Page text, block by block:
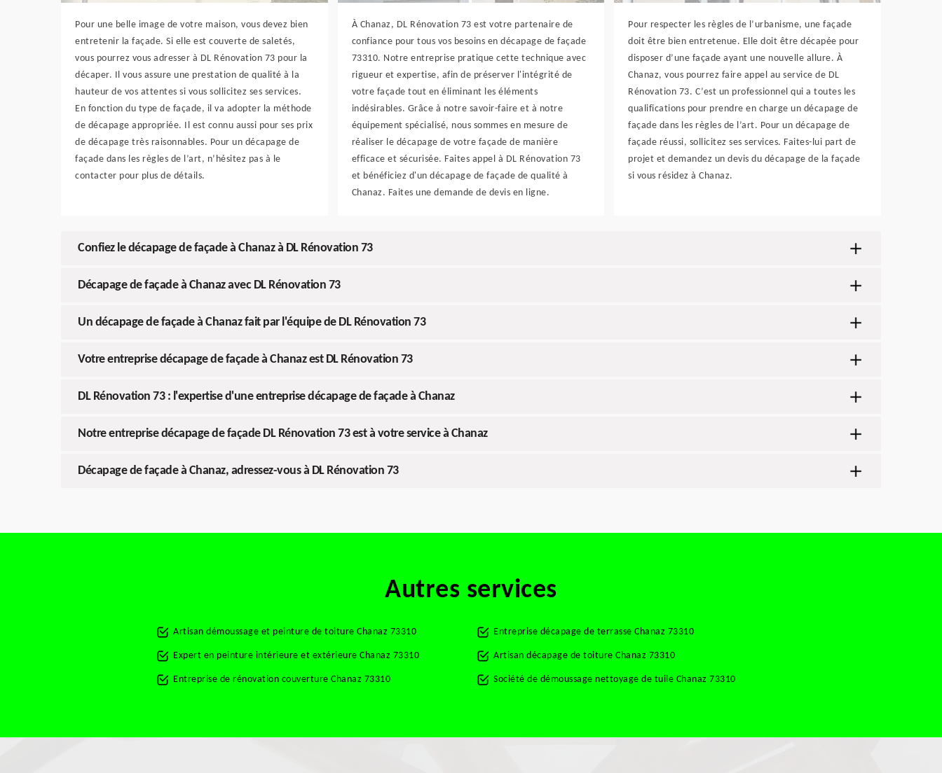
Pour une belle image de votre maison, vous devez bien
entretenir la façade. Si elle est couverte de saletés,
vous pourrez vous adresser à DL Rénovation 73 pour la
décaper. Il vous assure une prestation de qualité à la
hauteur de vos attentes si vous sollicitez ses services.
En fonction du type de façade, il va adopter la méthode
de décapage appropriée. Il est connu aussi pour ses prix
de décapage très raisonnables. Pour un décapage de
façade dans les règles de l’art, n’hésitez pas à le
contacter pour plus de détails.
À Chanaz, DL Rénovation 73 est votre partenaire de
confiance pour tous vos besoins en décapage de façade
73310. Notre entreprise pratique cette technique avec
rigueur et expertise, afin de préserver l'intégrité de
votre façade tout en éliminant les éléments
indésirables. Grâce à notre savoir-faire et à notre
équipement spécialisé, nous sommes en mesure de
réaliser le décapage de votre façade de manière
efficace et sécurisée. Faites appel à DL Rénovation 73
et bénéficiez d'un décapage de façade de qualité à
Chanaz. Faites une demande de devis en ligne.
Pour respecter les règles de l’urbanisme, une façade
doit être bien entretenue. Elle doit être décapée pour
disposer d’une façade ayant une nouvelle allure. À
Chanaz, vous pourrez faire appel au service de DL
Rénovation 73. C’est un professionnel qui a toutes les
qualifications pour prendre en charge un décapage de
façade dans les règles de l’art. Pour un décapage de
façade réussi, sollicitez ses services. Faites-lui part de
projet et demandez un devis du décapage de la façade
si vous résidez à Chanaz.
Confiez le décapage de façade à Chanaz à DL Rénovation 73
Décapage de façade à Chanaz avec DL Rénovation 73
Un décapage de façade à Chanaz fait par l'équipe de DL Rénovation 73
Votre entreprise décapage de façade à Chanaz est DL Rénovation 73
DL Rénovation 73 : l'expertise d'une entreprise décapage de façade à Chanaz
Notre entreprise décapage de façade DL Rénovation 73 est à votre service à Chanaz
Décapage de façade à Chanaz, adressez-vous à DL Rénovation 73
Autres services
Artisan démoussage et peinture de toiture Chanaz 73310
Expert en peinture intérieure et extérieure Chanaz 73310
Entreprise de rénovation couverture Chanaz 73310
Entreprise décapage de terrasse Chanaz 73310
Artisan décapage de toiture Chanaz 73310
Société de démoussage nettoyage de tuile Chanaz 73310